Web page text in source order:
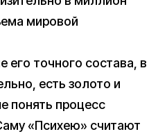
мировой
его точного состава, в
есть золото и
понять процесс
«Психею» считают